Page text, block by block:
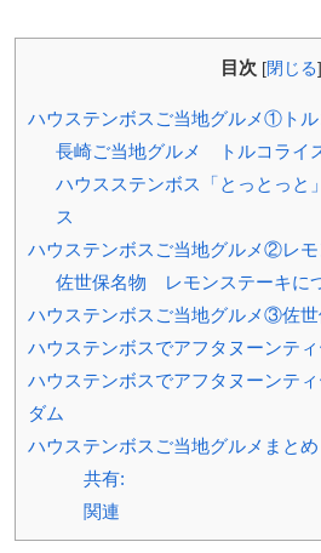
目次 [閉じる]
ハウステンボスご当地グルメ①トル
長崎ご当地グルメ トルコライ
ハウスステンボス「とっとっと
ス
ハウステンボスご当地グルメ②レモ
佐世保名物 レモンステーキに
ハウステンボスご当地グルメ③佐世
ハウステンボスでアフタヌーンテ
ハウステンボスでアフタヌーンテ
ダム
ハウステンボスご当地グルメまとめ
共有:
関連